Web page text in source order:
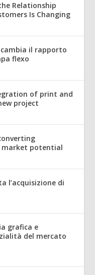
Relationship
Is Changing
il rapporto
flexo
of print and
project
market potential
l’acquisizione di
grafica e
del mercato